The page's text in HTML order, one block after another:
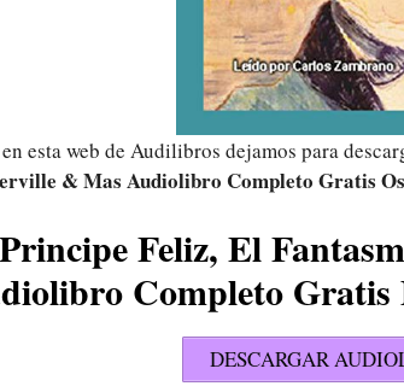
esta web de Audilibros dejamos para
& Mas Audiolibro Completo Gratis
Feliz, El
Completo Gratis
DESCARGAR